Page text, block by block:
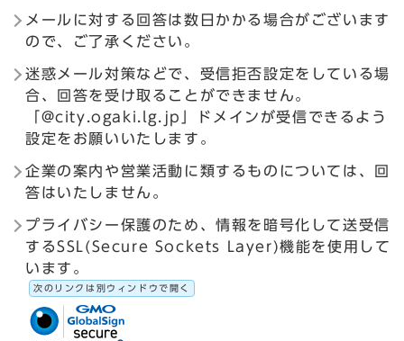
メールに対する回答は数日かかる場合がございます
ので、ご了承ください。
迷惑メール対策などで、受信拒否設定をしている場
合、回答を受け取ることができません。
「@city.ogaki.lg.jp」ドメインが受信できるよう
設定をお願いいたします。
企業の案内や営業活動に類するものについては、回
答はいたしません。
プライバシー保護のため、情報を暗号化して送受信
するSSL(Secure Sockets Layer)機能を使用して
います。
次のリンクは別ウィンドウで開く